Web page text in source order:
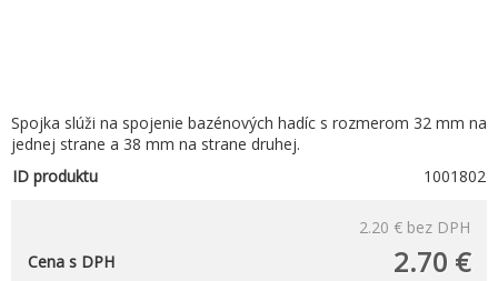
Spojka slúži na spojenie bazénových hadíc s rozmerom 32 mm na
jednej strane a 38 mm na strane druhej.
ID produktu
1001802
2.20 € bez DPH
2.70 €
Cena s DPH